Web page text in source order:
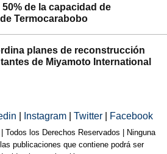
de la capacidad de
Termocarabobo
planes de reconstrucción
de Miyamoto International
Instagram Twitter Facebook
los Derechos Reservados | Ninguna
publicaciones que contiene podrá ser